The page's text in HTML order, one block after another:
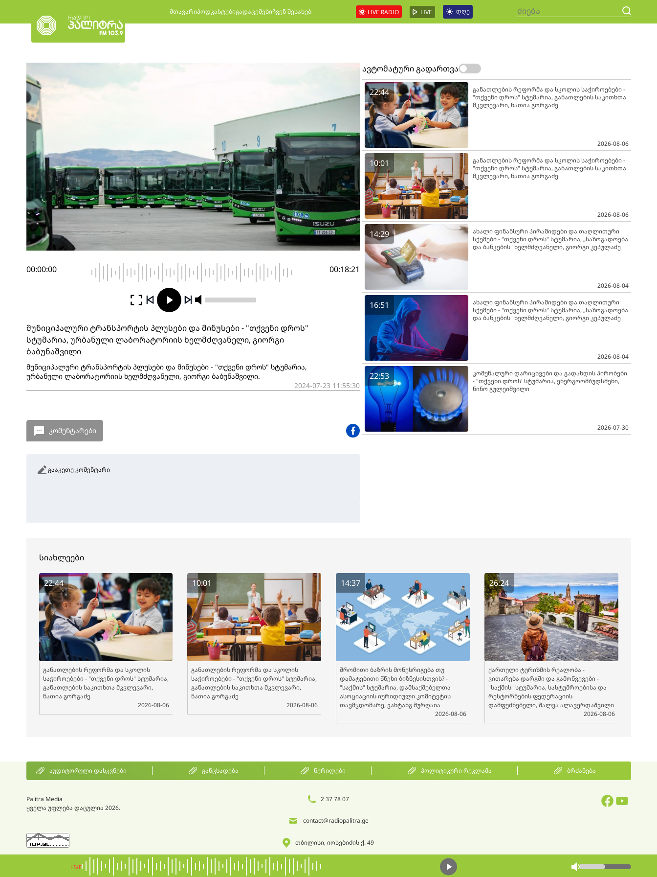
მთავარიპოდკასტებიგადაცემებიჩვენ შესახებ LIVE RADIO LIVE დღე
00:00:00 00:18:21
მუნიციპალური ტრანსპორტის პლუსები და მინუსები - "თქვენი დროს"
სტუმარია, ურბანული ლაბორატორიის ხელმძღვანელი, გიორგი
ბაბუნაშვილი
მუნიციპალური ტრანსპორტის პლუსები და მინუსები - "თქვენი დროს" სტუმარია,
ურბანული ლაბორატორიის ხელმძღვანელი, გიორგი ბაბუნაშვილი.
2024-07-23 11:55:30
კომენტარები
გააკეთე კომენტარი
ავტომატური გადართვა
22:44
განათლების რეფორმა და სკოლის საჭიროებები -
"თქვენი დროს" სტუმარია, განათლების საკითხთა
მკვლევარი, ნათია გორგაძე
2026-08-06
10:01
განათლების რეფორმა და სკოლის საჭიროებები -
"თქვენი დროს" სტუმარია, განათლების საკითხთა
მკვლევარი, ნათია გორგაძე
2026-08-06
14:29
ახალი ფინანსური პირამიდები და თაღლითური
სქემები - "თქვენი დროს" სტუმარია, „საზოგადოება
და ბანკების" ხელმძღვანელი, გიორგი კეპულაძე
2026-08-04
16:51
ახალი ფინანსური პირამიდები და თაღლითური
სქემები - "თქვენი დროს" სტუმარია, „საზოგადოება
და ბანკების" ხელმძღვანელი, გიორგი კეპულაძე
2026-08-04
22:53
კომუნალური დარიცხვები და გადახდის პირობები
- "თქვენი დროს' სტუმარია, ენერგოომბუდსმენი,
ნინო გულეიშვილი
2026-07-30
სიახლეები
22:44
განათლების რეფორმა და სკოლის
საჭიროებები - "თქვენი დროს" სტუმარია,
განათლების საკითხთა მკვლევარი,
ნათია გორგაძე
2026-08-06
10:01
განათლების რეფორმა და სკოლის
საჭიროებები - "თქვენი დროს" სტუმარია,
განათლების საკითხთა მკვლევარი,
ნათია გორგაძე
2026-08-06
14:37
შრომითი ბაზრის მოწესრიგება თუ
დამატებითი წნეხი ბიზნესისთვის? -
"საქმის" სტუმარია, დამსაქმებელთა
ასოციაციის იურიდიული კომიტეტის
თავმჯდომარე, ვახტანგ შურღაია
2026-08-06
26:24
ქართული ტურიზმის რეალობა -
ვითარება დარგში და გამოწვევები -
"საქმის" სტუმარია, სასტუმროებისა და
რესტორნების ფედერაციის
დამფუძნებელი, შალვა ალავერდაშვილი
2026-08-06
აუდიტორული დასკვნები განცხადება წერილები პოლიტიკური რეკლამა ბრძანება
Palitra Media
ყველა უფლება დაცულია 2026.
2 37 78 07
contact@radiopalitra.ge
თბილისი, იოსებიძის ქ. 49
LIVE